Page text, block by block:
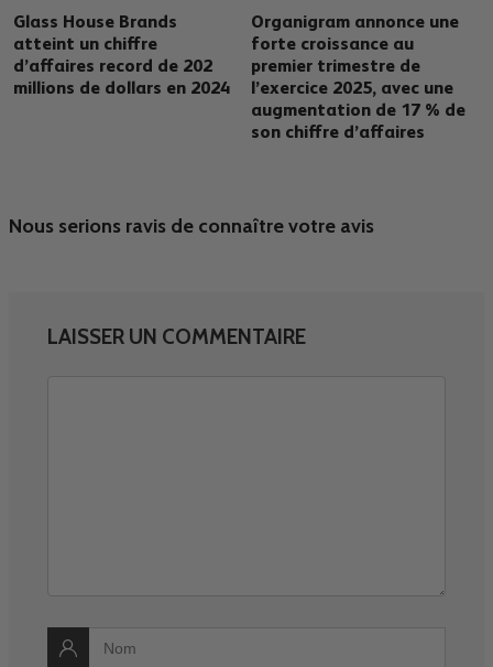
Glass House Brands
atteint un chiffre
d’affaires record de 202
millions de dollars en 2024
Organigram annonce une
forte croissance au
premier trimestre de
l’exercice 2025, avec une
augmentation de 17 % de
son chiffre d’affaires
Nous serions ravis de connaître votre avis
LAISSER UN COMMENTAIRE